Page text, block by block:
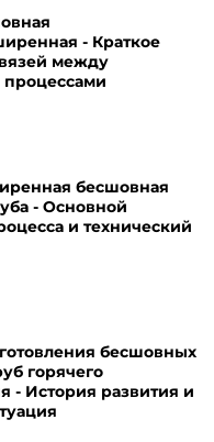
- Краткое
между
бесшовная
- Основной
и технический
бесшовных
горячего
- История развития и